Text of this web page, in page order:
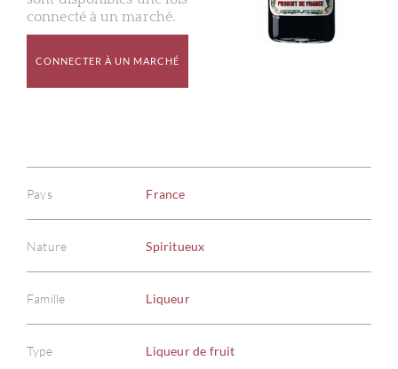
connecté à un marché.
CONNECTER À UN MARCHÉ
Pays France
Nature Spiritueux
Famille Liqueur
Type Liqueur de fruit